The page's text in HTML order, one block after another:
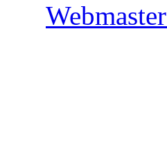
Webmaster